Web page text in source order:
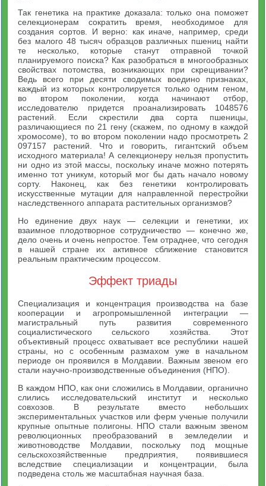
Так генетика на практике доказала: только она поможет
селекционерам сократить время, необходимое для
создания сортов. И верно: как иначе, например, среди
без малого 48 тысяч образцов различных пшениц найти
те несколько, которые станут отправной точкой
планируемого поиска? Как разобраться в многообразных
свойствах потомства, возникающих при скрещивании?
Ведь всего при десяти сводимых воедино признаках,
каждый из которых контролируется только одним геном,
во втором поколении, когда начинают отбор,
исследователю придется проанализировать 1048576
растений. Если скрестили два сорта пшеницы,
различающиеся по 21 гену (скажем, по одному в каждой
хромосоме), то во втором поколении надо просмотреть 2
097157 растений. Что и говорить, гигантский объем
исходного материала! А селекционеру нельзя пропустить
ни одно из этой массы, поскольку иначе можно потерять
именно тот уникум, который мог бы дать начало новому
сорту. Наконец, как без генетики контролировать
искусственные мутации для направленной перестройки
наследственного аппарата растительных организмов?
Но единение двух наук — селекции и генетики, их
взаимное плодотворное сотрудничество — конечно же,
дело очень и очень непростое. Тем отраднее, что сегодня
в нашей стране их активное сближение становится
реальным практическим процессом.
Эффект триады
Специализация и концентрация производства на базе
кооперации и агропромышленной интеграции —
магистральный путь развития современного
социалистического сельского хозяйства. Этот
объективный процесс охватывает все республики нашей
страны, но с особенным размахом уже в начальном
периоде он проявился в Молдавии. Важным звеном его
стали научно-производственные объединения (НПО).
В каждом НПО, как они сложились в Молдавии, органично
слились исследовательский институт и несколько
совхозов. В результате вместо небольших
экспериментальных участков или ферм ученые получили
крупные опытные полигоны. НПО стали важным звеном
революционных преобразований в земледелии и
животноводстве Молдавии, поскольку под мощные
сельскохозяйственные предприятия, появившиеся
вследствие специализации и концентрации, была
подведена столь же масштабная научная база.